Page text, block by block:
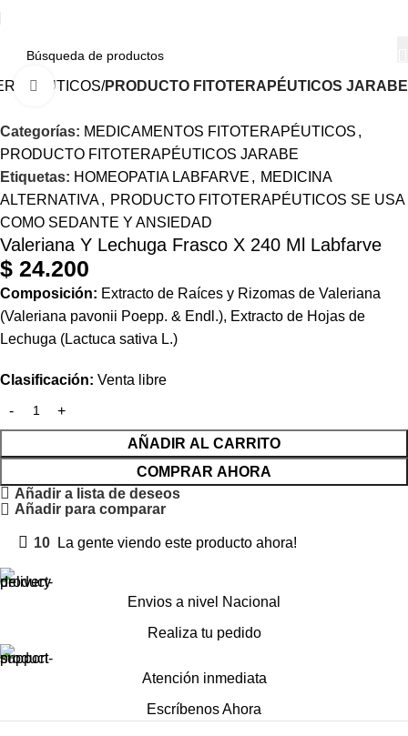
PRODUCTO FITOTERAPÉUTICOS JARABE
Haga Click para agrandar
Categorías: MEDICAMENTOS FITOTERAPÉUTICOS ,
PRODUCTO FITOTERAPÉUTICOS JARABE
Etiquetas: HOMEOPATIA LABFARVE , MEDICINA
ALTERNATIVA, PRODUCTO FITOTERAPÉUTICOS SE USA
COMO SEDANTE Y ANSIEDAD
Valeriana Y Lechuga Frasco X 240 Ml Labfarve
$ 24.200
Composición: Extracto de Raíces y Rizomas de Valeriana
(Valeriana pavonii Poepp. & Endl.), Extracto de Hojas de
Lechuga (Lactuca sativa L.)
Clasificación: Venta libre
AÑADIR AL CARRITO
COMPRAR AHORA
Añadir a lista de deseos
Añadir para comparar
10 La gente viendo este producto ahora!
Envios a nivel Nacional
Realiza tu pedido
Atención inmediata
Escríbenos Ahora